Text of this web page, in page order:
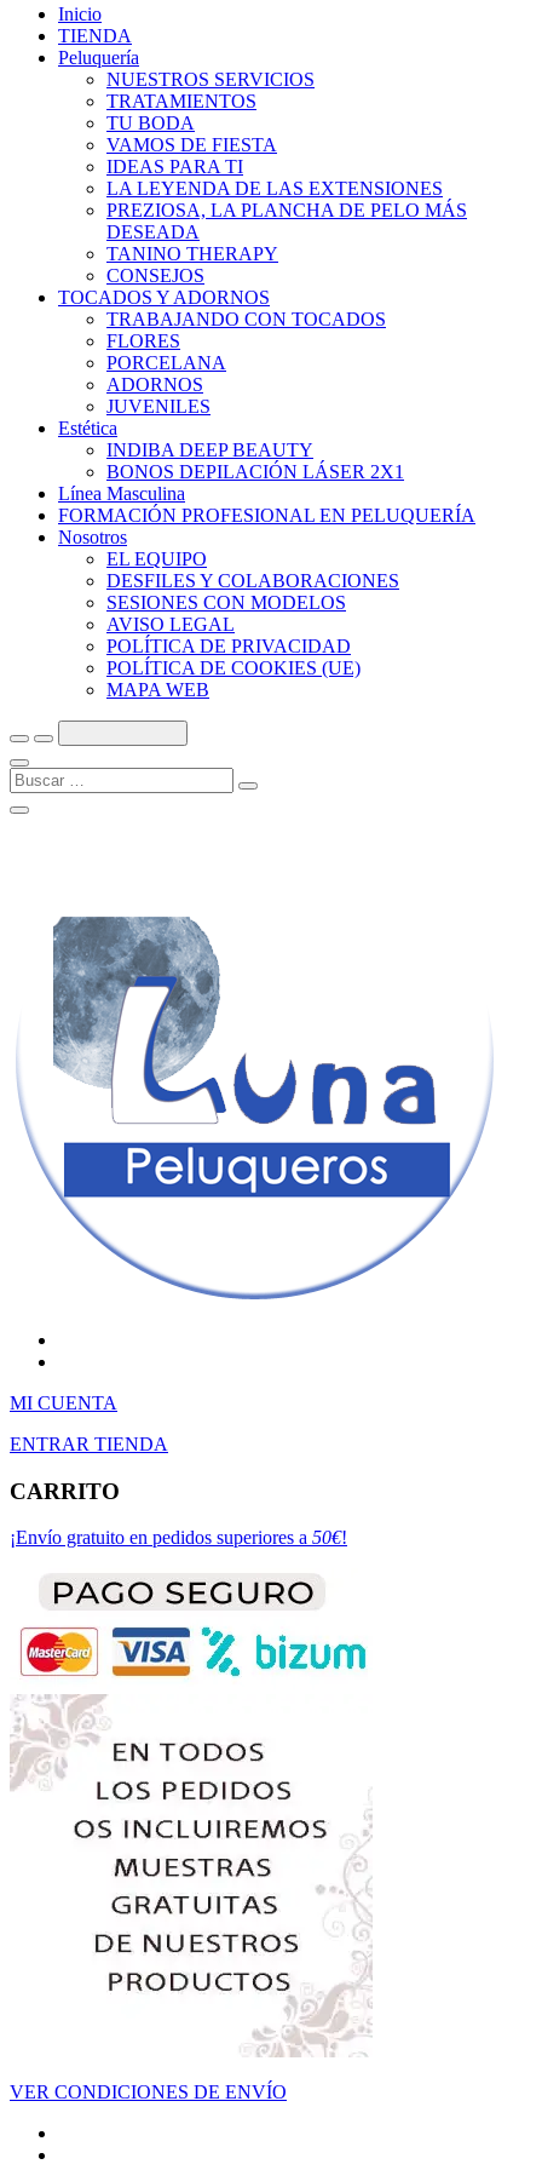
Inicio
TIENDA
Peluquería
NUESTROS SERVICIOS
TRATAMIENTOS
TU BODA
VAMOS DE FIESTA
IDEAS PARA TI
LA LEYENDA DE LAS EXTENSIONES
PREZIOSA, LA PLANCHA DE PELO MÁS
DESEADA
TANINO THERAPY
CONSEJOS
TOCADOS Y ADORNOS
TRABAJANDO CON TOCADOS
FLORES
PORCELANA
ADORNOS
JUVENILES
Estética
INDIBA DEEP BEAUTY
BONOS DEPILACIÓN LÁSER 2X1
Línea Masculina
FORMACIÓN PROFESIONAL EN PELUQUERÍA
Nosotros
EL EQUIPO
DESFILES Y COLABORACIONES
SESIONES CON MODELOS
AVISO LEGAL
POLÍTICA DE PRIVACIDAD
POLÍTICA DE COOKIES (UE)
MAPA WEB
Buscar
…
Cerrar
lateral
MI CUENTA
ENTRAR TIENDA
CARRITO
¡Envío gratuito en pedidos superiores a 50€!
VER CONDICIONES DE ENVÍO